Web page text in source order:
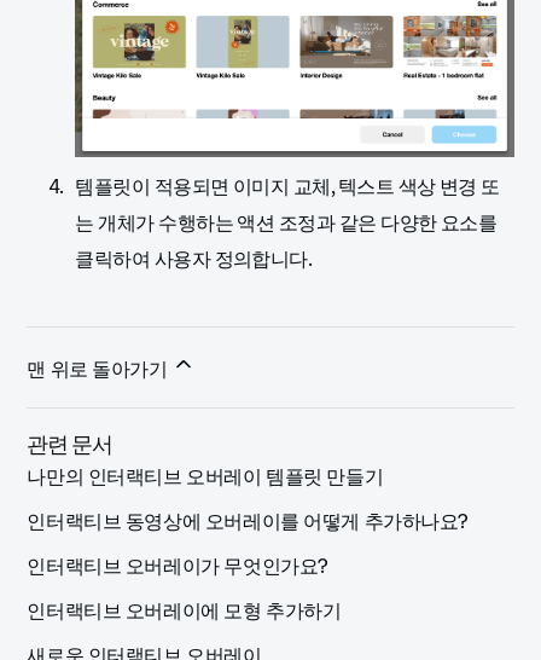
템플릿이 적용되면 이미지 교체, 텍스트 색상 변경 또
는 개체가 수행하는 액션 조정과 같은 다양한 요소를
클릭하여 사용자 정의합니다.
맨 위로 돌아가기
관련 문서
나만의 인터랙티브 오버레이 템플릿 만들기
인터랙티브 동영상에 오버레이를 어떻게 추가하나요?
인터랙티브 오버레이가 무엇인가요?
인터랙티브 오버레이에 모형 추가하기